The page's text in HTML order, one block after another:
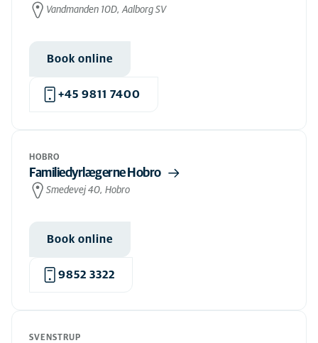
Vandmanden 10D, Aalborg SV
Book online
+45 9811 7400
HOBRO
Familiedyrlægerne Hobro
Smedevej 40, Hobro
Book online
9852 3322
SVENSTRUP